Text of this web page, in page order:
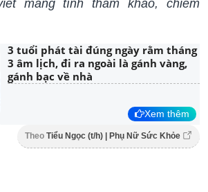
mang tính tham khảo, chiêm
3 tuổi phát tài đúng ngày rằm tháng
3 âm lịch, đi ra ngoài là gánh vàng,
gánh bạc về nhà
Xem thêm
Theo Tiểu Ngọc (t/h) | Phụ Nữ Sức Khỏe